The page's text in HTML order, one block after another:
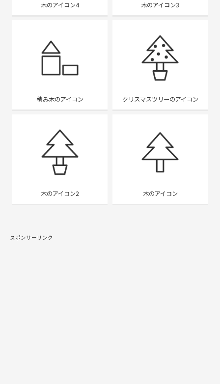
木のアイコン4 木のアイコン3
積み木のアイコン クリスマスツリーのアイコン
木のアイコン2 木のアイコン
スポンサーリンク